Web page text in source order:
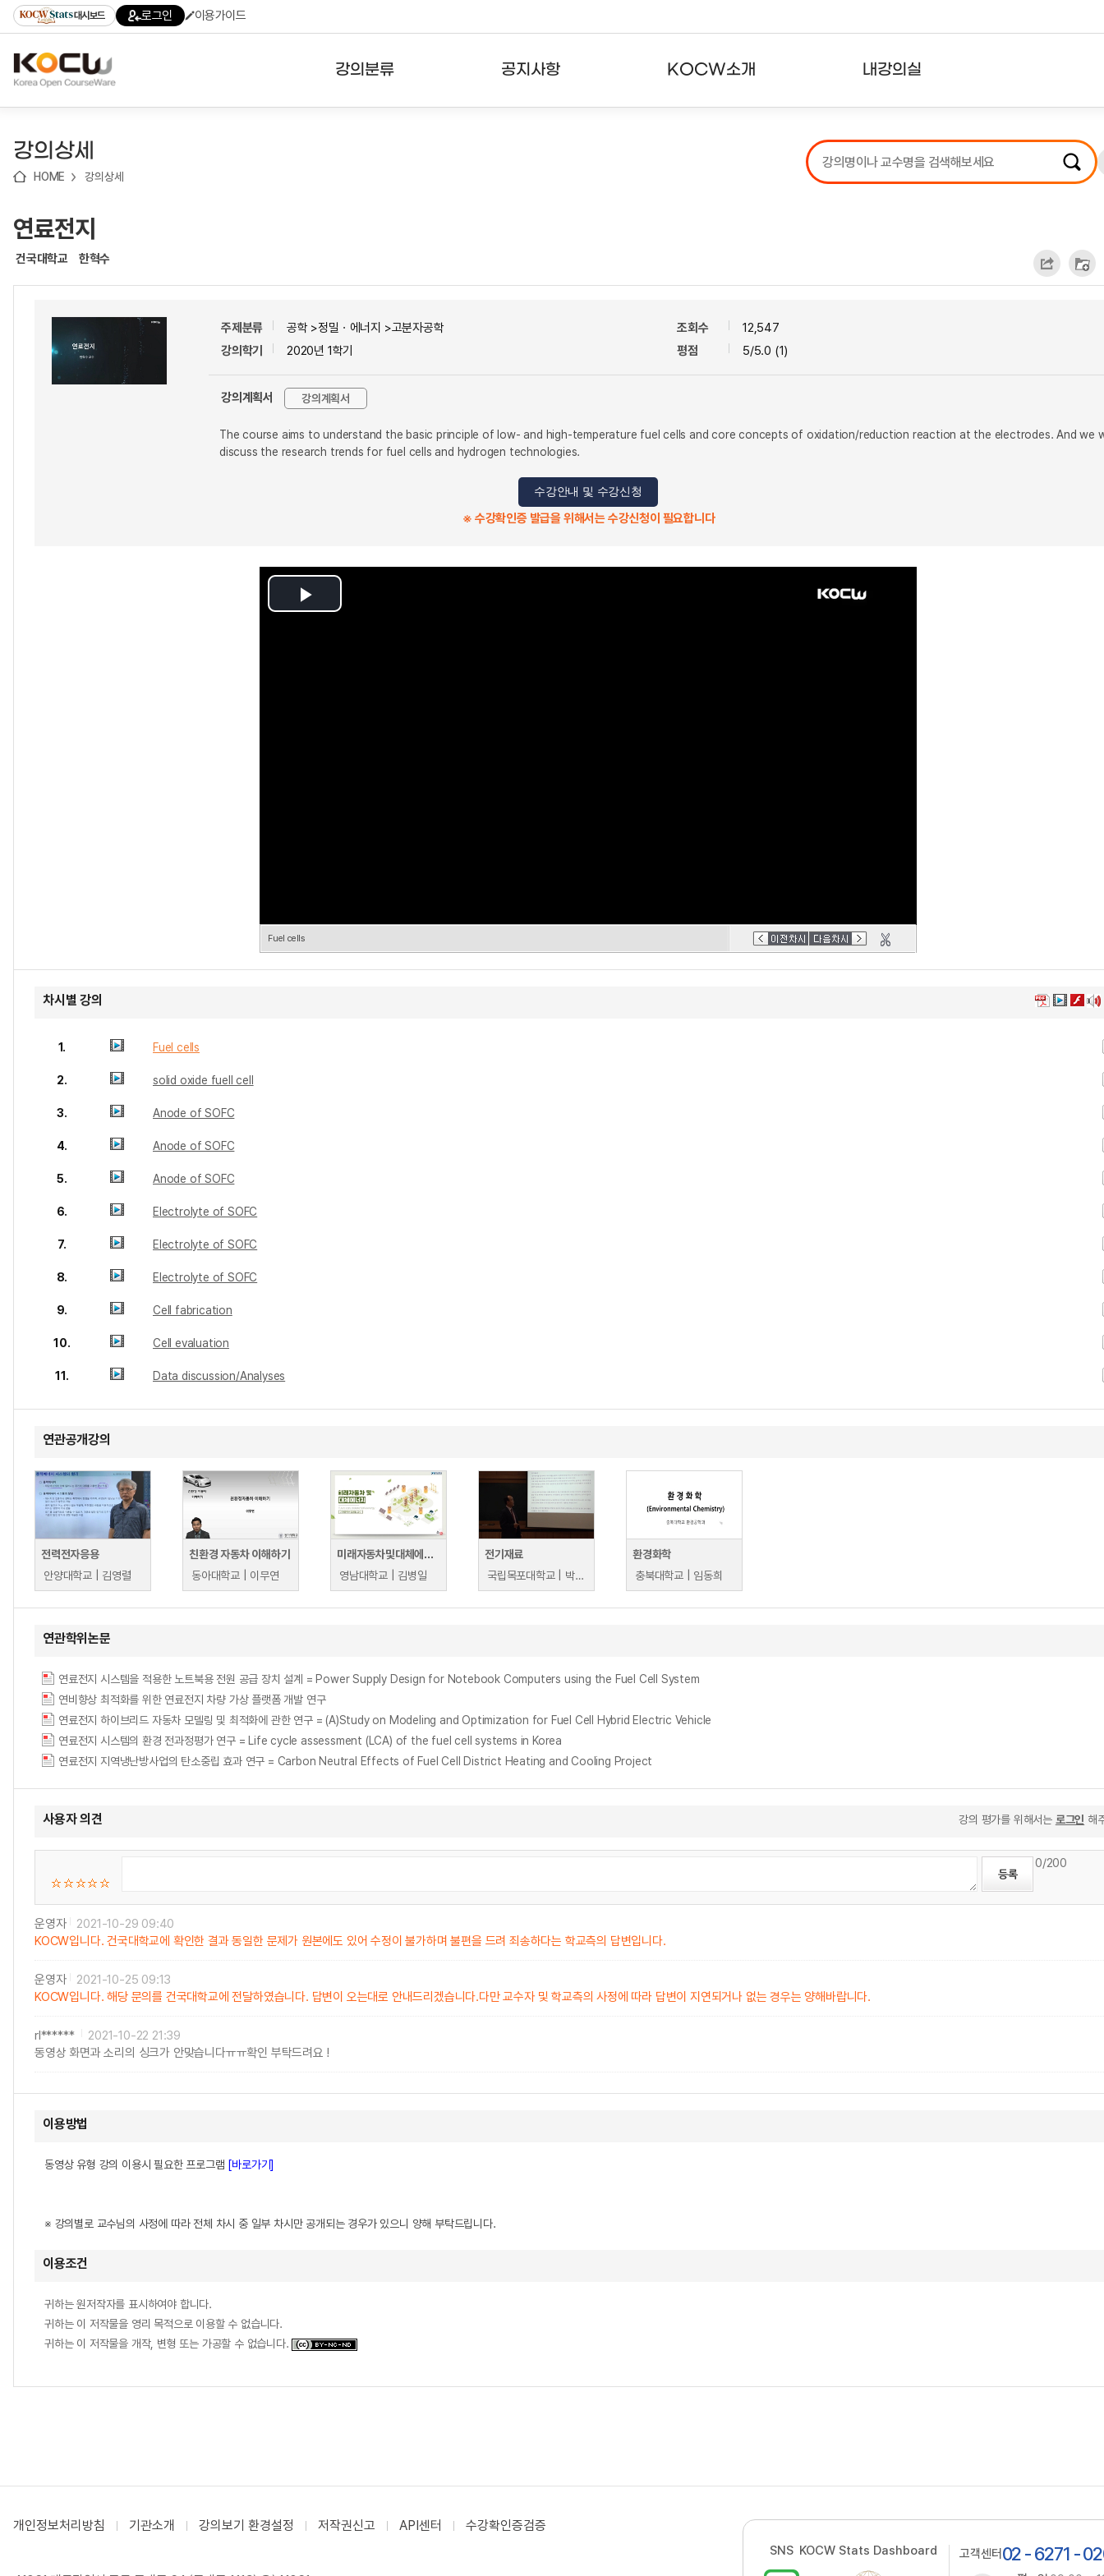
기
기
기
content)
가
대시보드 로그인 이용가이드
강의분류 공지사항 KOCW소개 내강의실
강의리스트
수강확인증강의
강의상세
HOME 강의상세
연료전지
건국대학교 한혁수
주제분류
공학 >정밀ㆍ에너지 >고분자공학
강의학기
2020년 1학기
조회수
12,547
평점
5/5.0 (1)
강의계획서 강의계획서
The course aims to understand the basic principle of low- and high-temperature fuel cells and core concepts of oxidation/reduction reaction at the electrodes. And we
discuss the research trends for fuel cells and hydrogen technologies.
수강안내 및 수강신청
※ 수강확인증 발급을 위해서는 수강신청이 필요합니다
Play
Fuel cells
차시별 강의
1. Fuel cells
2. solid oxide fuell cell
3. Anode of SOFC
4. Anode of SOFC
5. Anode of SOFC
6. Electrolyte of SOFC
7. Electrolyte of SOFC
8. Electrolyte of SOFC
9. Cell fabrication
10. Cell evaluation
11. Data discussion/Analyses
연관공개강의
전력전자응용
안양대학교 | 김영렬
친환경 자동차 이해하기
동아대학교 | 이무연
미래자동차및대체에너지
영남대학교 | 김병일
전기재료
국립목포대학교 | 박계춘
환경화학
충북대학교 | 임동희
연관학위논문
연료전지 시스템을 적용한 노트북용 전원 공급 장치 설계 = Power Supply Design for Notebook Computers using the Fuel Cell System
연비향상 최적화를 위한 연료전지 차량 가상 플랫폼 개발 연구
연료전지 하이브리드 자동차 모델링 및 최적화에 관한 연구 = (A)Study on Modeling and Optimization for Fuel Cell Hybrid Electric Vehicle
연료전지 시스템의 환경 전과정평가 연구 = Life cycle assessment (LCA) of the fuel cell systems in Korea
연료전지 지역냉난방사업의 탄소중립 효과 연구 = Carbon Neutral Effects of Fuel Cell District Heating and Cooling Project
사용자 의견 강의 평가를 위해서는 로그인 해
0/200
운영자
2021-10-29 09:40
KOCW입니다. 건국대학교에 확인한 결과 동일한 문제가 원본에도 있어 수정이 불가하며 불편을 드려 죄송하다는 학교측의 답변입니다.
운영자
2021-10-25 09:13
KOCW입니다. 해당 문의를 건국대학교에 전달하였습니다. 답변이 오는대로 안내드리겠습니다.다만 교수자 및 학교측의 사정에 따라 답변이 지연되거나 없는 경우는 양해바랍니다.
rl******
2021-10-22 21:39
동영상 화면과 소리의 싱크가 안맞습니다ㅠㅠ확인 부탁드려요 !
이용방법
동영상 유형 강의 이용시 필요한 프로그램 [바로가기]
※ 강의별로 교수님의 사정에 따라 전체 차시 중 일부 차시만 공개되는 경우가 있으니 양해 부탁드립니다.
이용조건
귀하는 원저작자를 표시하여야 합니다.
귀하는 이 저작물을 영리 목적으로 이용할 수 없습니다.
귀하는 이 저작물을 개작, 변형 또는 가공할 수 없습니다.
개인정보처리방침 기관소개 강의보기 환경설정 저작권신고 API센터 수강확인증검증
SNS KOCW Stats Dashboard 고객센터 02 - 6271 -